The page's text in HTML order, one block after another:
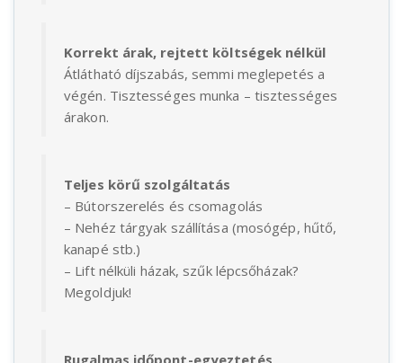
Korrekt árak, rejtett költségek nélkül
Átlátható díjszabás, semmi meglepetés a
végén. Tisztességes munka – tisztességes
árakon.
Teljes körű szolgáltatás
– Bútorszerelés és csomagolás
– Nehéz tárgyak szállítása (mosógép, hűtő,
kanapé stb.)
– Lift nélküli házak, szűk lépcsőházak?
Megoldjuk!